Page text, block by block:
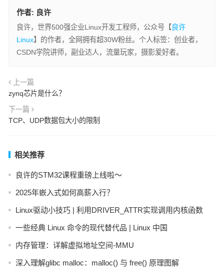
作者: 良许
良许，世界500强企业Linux开发工程师，公众号【 良许
Linux】的作者，全网拥有超30W粉丝。个人标签：创业者，
CSDN学院讲师，副业达人，流量玩家，摄影爱好者。
上一篇
zynq芯片是什么？
下一篇
TCP、UDP数据包大小的限制
相关推荐
良许的STM32课程重磅上线啦～
2025年嵌入式如何高薪入行？
Linux驱动小技巧 | 利用DRIVER_ATTR实现调用内核函数
一些经典 Linux 命令的现代替代品 | Linux 中国
内存管理：详解虚拟地址空间-MMU
深入理解glibc malloc：malloc() 与 free() 原理图解